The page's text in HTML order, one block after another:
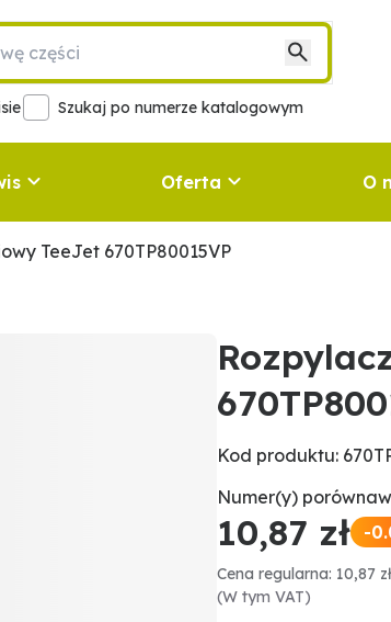
Szukaj po numerze katalogowym
Oferta O
TeeJet 670TP80015VP
Kod produktu:
Numer(y)
10,87 zł -
Cena regularna: 10,87 zł
(W tym VAT)